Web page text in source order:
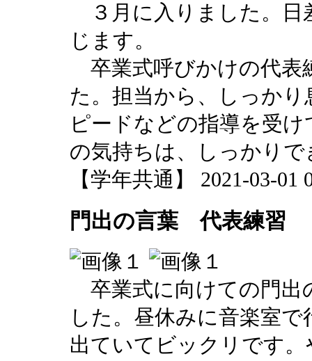
３月に入りました。日
じます。
卒業式呼びかけの代表
た。担当から、しっか
ピードなどの指導を受
の気持ちは、しっかり
【学年共通】 2021-03-01
門出の言葉 代表練習
卒業式に向けての門出
した。昼休みに音楽室
出ていてビックリです